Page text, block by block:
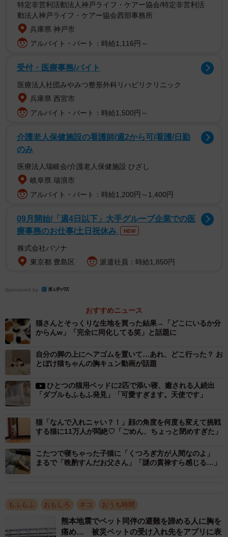
全身で畳を感じる
— おあげ🍘 (@oage_cat)February 7, 2023
この写真を紹介した猫ちゃんの飼い主さん（@oage_cat）
の投稿に対し、SNSユーザー達からは
「畳でゴロゴロは最高だよね！(*´ω｀*)」
「日本の良い光景だわ」
「ヘソ天が過ぎる笑」
など数々の歓喜のコメントが殺到。
特定非営利活動法人神戸ライフ・ケアー協会/特定非営利活
動法人神戸ライフ・ケアー協会西部事務所
兵庫県 神戸市
アルバイト・パート：時給1,116円～
受付・医療事務/バイト
医療法人社団みやみつ整形外科リハビリクリニック
兵庫県 西宮市
アルバイト・パート：時給1,500円～
介護老人保健施設の看護師/週2から可/看護/日勤
のみ
医療法人瑞岐会/介護老人保健施設 ひざし
岐阜県 瑞浪市
アルバイト・パート：時給1,200円～1,400円
09月開始/「週4日以下」大手グループ企業での医
療事務のお仕事/土日祝休み
NEW
株式会社パソナ
東京都 豊島区
派遣社員：時給1,850円
Sponsored by
おすすめニュース
猫さんとそっくりな生地を買った結果→「どこにいるか分
からんw」「完全に同化してる笑」と話題に
自分の脚の上にヘアゴムを置いて…あれ、どこ行った？ お
とぼけ猫ちゃんの胸キュン動画が話題
ひとつの猫用ベッドに2匹で添い寝、癒される人続出
「ダブルもふもふ発見」「可愛すぎます。天使です」
猫「なんで入れニャい？！」顔の角度を何度も変えて挑戦
する猫に11万人が悶絶♡「ごめん、ちょっと閉めすぎた」
こたつで寝ちゃった子猫に「くつろぎ方が人間なのよ」
まるで「晩酌すんだお父さん」「謎の貫禄すら感じる…」
もふもふ おもしろ ネコ おうち時間
熊本地震でペット同伴の避難を諦める人に胸を
痛め… 被災ペットの受け入れ先をアプリに表